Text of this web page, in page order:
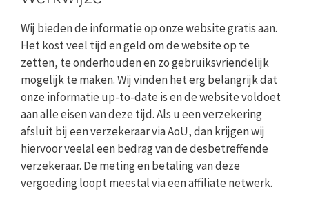
Wij bieden de informatie op onze website gratis aan.
Het kost veel tijd en geld om de website op te
zetten, te onderhouden en zo gebruiksvriendelijk
mogelijk te maken. Wij vinden het erg belangrijk dat
onze informatie up-to-date is en de website voldoet
aan alle eisen van deze tijd. Als u een verzekering
afsluit bij een verzekeraar via AoU, dan krijgen wij
hiervoor veelal een bedrag van de desbetreffende
verzekeraar. De meting en betaling van deze
vergoeding loopt meestal via een affiliate netwerk.